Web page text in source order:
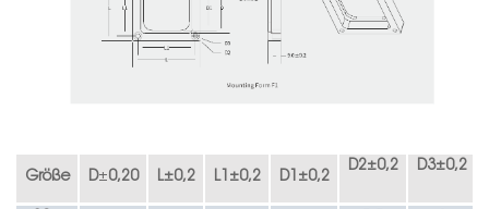
Größe D±0,20 L±0,2 L1 ±0,2 D1 ±0,2
D2±0,2 D3±0,2